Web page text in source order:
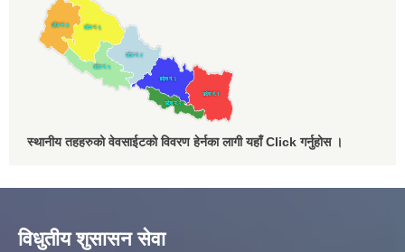
स्थानीय तहहरुको वेवसाईटको विवरण हेर्नका लागी यहाँ Click गर्नुहोस ।
विधुतीय शुसासन सेवा